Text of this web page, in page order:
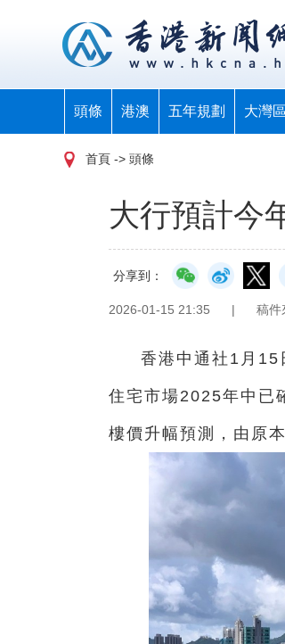
頭條 港澳 五年規劃 大灣區
首頁 -> 頭條
大行預計今
分享到：
2026-01-15 21:35 | 稿件
香港中通社1月15
住宅市場2025年中已
樓價升幅預測，由原